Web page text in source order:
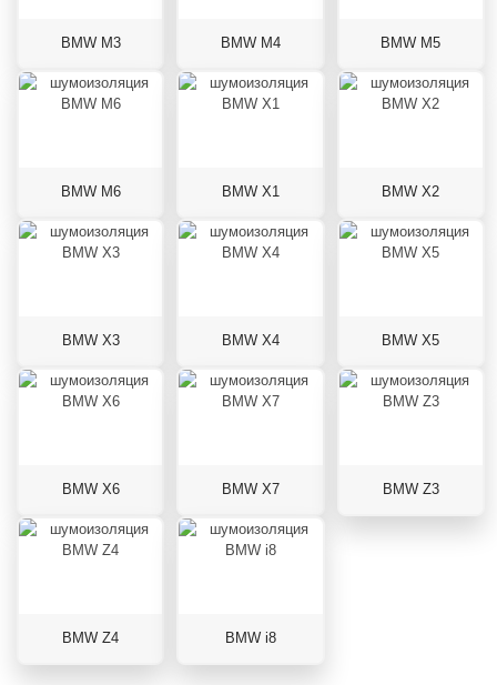
BMW M3 BMW M4 BMW M5
BMW M6 BMW X1 BMW X2
BMW X3 BMW X4 BMW X5
BMW X6 BMW X7 BMW Z3
BMW Z4 BMW i8